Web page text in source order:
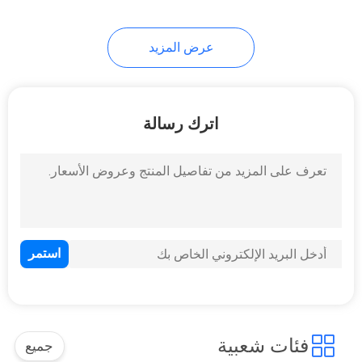
أضواء LED للماء تحت
اكسسوارات حمامات
السباحة التجارية
عرض المزيد
اترك رسالة
فئات شعبية جميع